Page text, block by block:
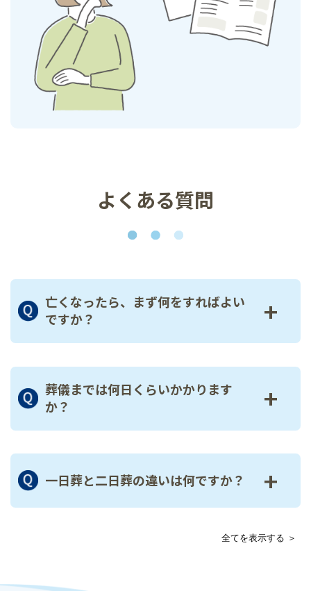
よくある質問
亡くなったら、まず何をすればよい
ですか？
+
葬儀までは何日くらいかかります
か？
+
一日葬と二日葬の違いは何ですか？ +
全てを表示する ＞